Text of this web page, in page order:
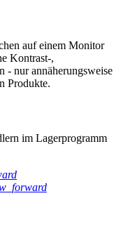
auf einem Monitor
Kontrast-,
- nur annäherungsweise
Produkte.
im Lagerprogramm